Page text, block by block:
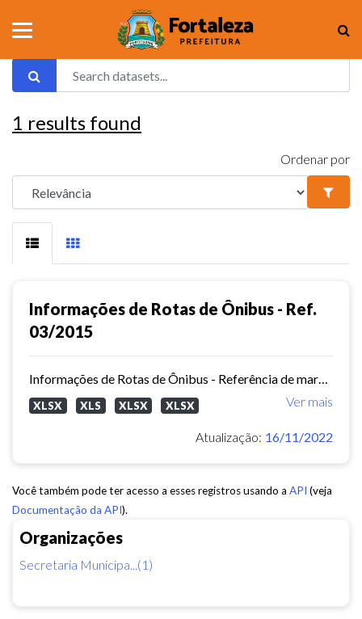
Organizações
Secretaria Municipa...(1)
1 results found
Ordenar por
Informações de Rotas de Ônibus - Ref.
03/2015
Ver mais
XLSX XLS XLSX XLSX
Atualização: 16/11/2022
Você também pode ter acesso a esses registros usando a API (veja
Documentação da API).